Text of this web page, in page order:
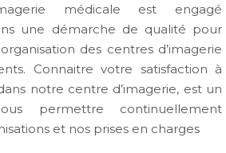
médicale est engagé
une démarche de qualité pour
des centres d’imagerie
Connaitre votre satisfaction à
notre centre d’imagerie, est un
permettre continuellement
et nos prises en charges